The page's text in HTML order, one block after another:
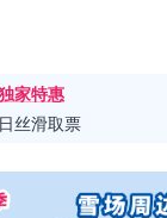
家特惠
丝滑取票